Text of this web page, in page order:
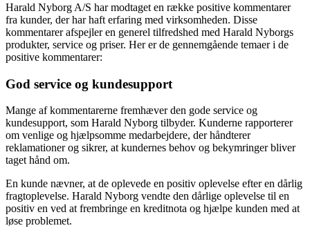
Harald Nyborg A/S har modtaget en række positive kommentarer
fra kunder, der har haft erfaring med virksomheden. Disse
kommentarer afspejler en generel tilfredshed med Harald Nyborgs
produkter, service og priser. Her er de gennemgående temaer i de
positive kommentarer:
God service og kundesupport
Mange af kommentarerne fremhæver den gode service og
kundesupport, som Harald Nyborg tilbyder. Kunderne rapporterer
om venlige og hjælpsomme medarbejdere, der håndterer
reklamationer og sikrer, at kundernes behov og bekymringer bliver
taget hånd om.
En kunde nævner, at de oplevede en positiv oplevelse efter en dårlig
fragtoplevelse. Harald Nyborg vendte den dårlige oplevelse til en
positiv en ved at frembringe en kreditnota og hjælpe kunden med at
løse problemet.